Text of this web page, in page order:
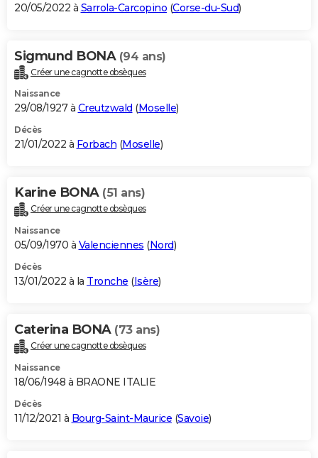
20/05/2022 à Sarrola-Carcopino (Corse-du-Sud)
Sigmund BONA (94 ans)
Créer une cagnotte obsèques
Naissance
29/08/1927 à Creutzwald (Moselle)
Décès
21/01/2022 à Forbach (Moselle)
Karine BONA (51 ans)
Créer une cagnotte obsèques
Naissance
05/09/1970 à Valenciennes (Nord)
Décès
13/01/2022 à la Tronche (Isère)
Caterina BONA (73 ans)
Créer une cagnotte obsèques
Naissance
18/06/1948 à BRAONE ITALIE
Décès
11/12/2021 à Bourg-Saint-Maurice (Savoie)